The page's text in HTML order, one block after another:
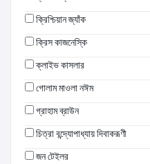
ক্রিশ্চিয়ান জ্যাঁক
ক্রিস কাজনেস্কি
ক্লাইভ কাসলার
গোলাম মাওলা নঈম
গ্রাহাম ব্রাউন
চিত্রা বন্দ্যোপাধ্যায় দিবাকরূণী
জন টেইলর